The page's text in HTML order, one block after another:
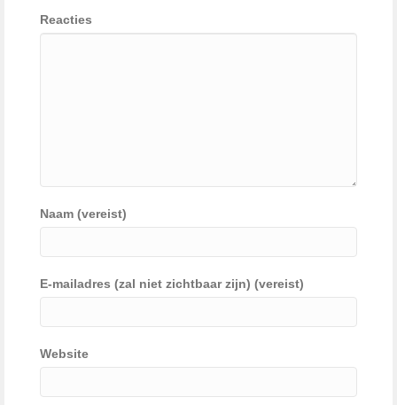
Reacties
Naam (vereist)
E-mailadres (zal niet zichtbaar zijn) (vereist)
Website